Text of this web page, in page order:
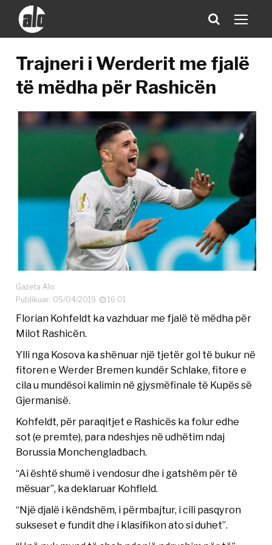
Trajneri i Werderit me fjalë
të mëdha për Rashicën
Gazeta Alo
Publikuar: 05/04/2019
16:01
Florian Kohfeldt ka vazhduar me fjalë të mëdha për
Milot Rashicën.
Ylli nga Kosova ka shënuar një tjetër gol të bukur në
fitoren e Werder Bremen kundër Schlake, fitore e
cila u mundësoi kalimin në gjysmëfinale të Kupës së
Gjermanisë.
Kohfeldt, për paraqitjet e Rashicës ka folur edhe
sot (e premte), para ndeshjes në udhëtim ndaj
Borussia Monchengladbach.
“Ai është shumë i vendosur dhe i gatshëm për të
mësuar”, ka deklaruar Kohfleld.
“Një djalë i këndshëm, i përmbajtur, i cili pasqyron
sukseset e fundit dhe i klasifikon ato si duhet”.